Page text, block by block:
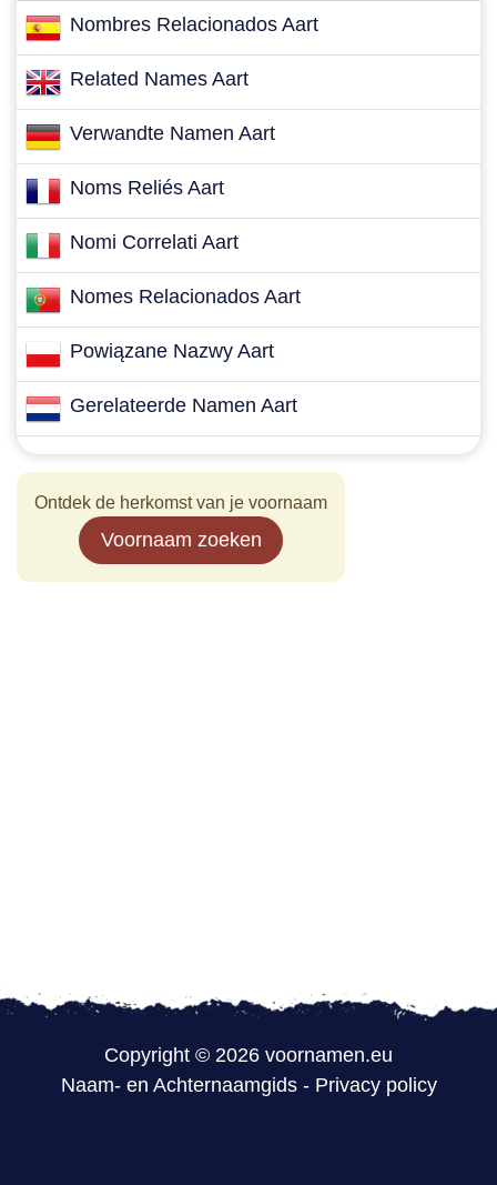
Nombres Relacionados Aart
Related Names Aart
Verwandte Namen Aart
Noms Reliés Aart
Nomi Correlati Aart
Nomes Relacionados Aart
Powiązane Nazwy Aart
Gerelateerde Namen Aart
Ontdek de herkomst van je voornaam
Voornaam zoeken
Copyright © 2026 voornamen.eu
Naam- en Achternaamgids- Privacy policy